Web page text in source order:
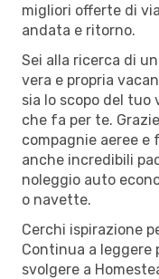
migliori offerte di
andata e ritorno.
Sei alla ricerca di
vera e propria
sia lo scopo del tuo
che fa per te.
compagnie aeree
anche incredibili
noleggio auto
o navette.
Cerchi ispirazione
Continua a
svolgere a